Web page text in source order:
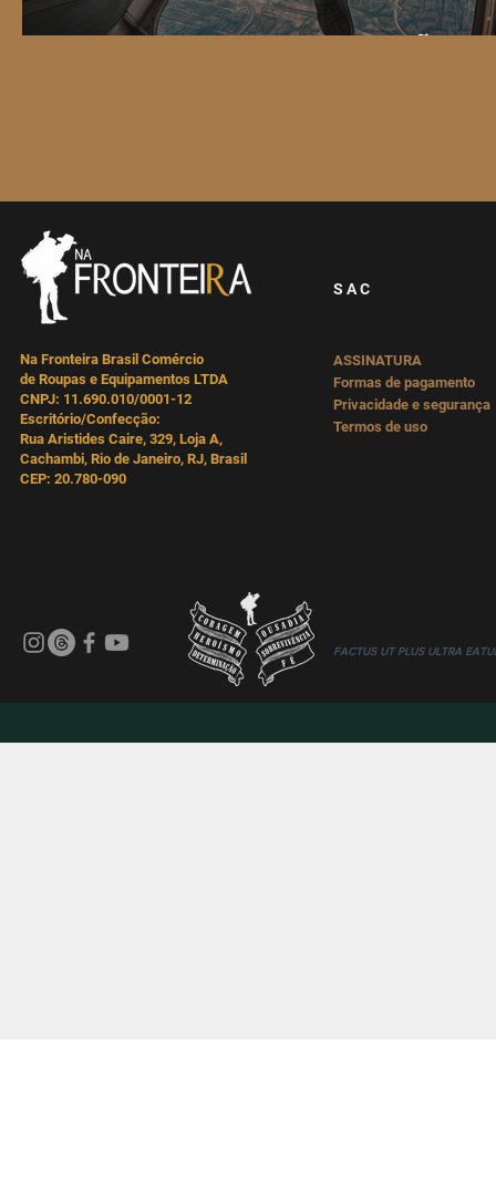
Na Fronteira Brasil Comércio
de Roupas e Equipamentos LTDA
CNPJ: 11.690.010/0001-12
Escritório/Confecção:
Rua Aristides Caire, 329, Loja A,
Cachambi, Rio de Janeiro, RJ, Brasil
CEP: 20.780-090
S A C
ASSINATURA
Formas de pagamento
Privacidade e segurança
Termos de uso
FACTUS UT PLUS ULTRA